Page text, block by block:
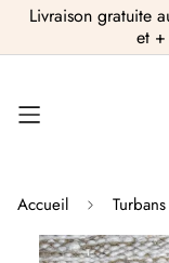
Livraison gratuite
et
Accueil